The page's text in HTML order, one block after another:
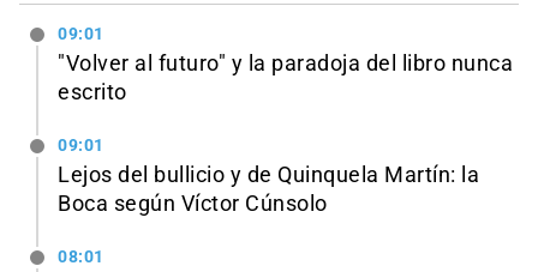
09:01
"Volver al futuro" y la paradoja del libro nunca
escrito
09:01
Lejos del bullicio y de Quinquela Martín: la
Boca según Víctor Cúnsolo
08:01